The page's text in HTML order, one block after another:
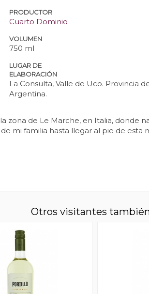
PRODUCTOR
Cuarto Dominio
VOLUMEN
750 ml
LUGAR DE
ELABORACIÓN
La Consulta, Valle de Uco. Provincia
Argentina.
de Le Marche, en Italia, donde
mi familia hasta llegar al pie de
Otros visitantes